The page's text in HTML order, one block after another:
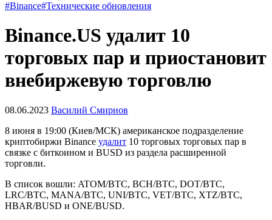
#Binance#Технические обновления
Binance.US удалит 10
торговых пар и приостановит
внебиржевую торговлю
08.06.2023 Василий Смирнов
8 июня в 19:00 (Киев/МСК) американское подразделение
криптобиржи Binance удалит 10 торговых торговых пар в
связке с биткоином и BUSD из раздела расширенной
торговли.
В список вошли: ATOM/BTC, BCH/BTC, DOT/BTC,
LRC/BTC, MANA/BTC, UNI/BTC, VET/BTC, XTZ/BTC,
HBAR/BUSD и ONE/BUSD.